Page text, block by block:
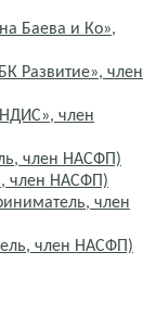
Баева и Ко»,
Развитие», член
член
член НАСФП)
член НАСФП)
член
член НАСФП)